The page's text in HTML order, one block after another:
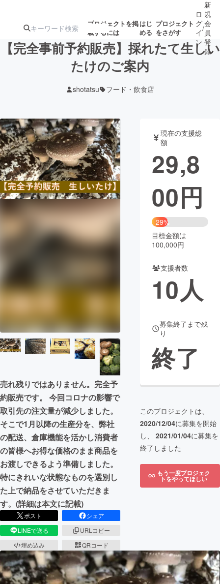
プロジェクトを掲
載するには
はじ
める
プロジェクト
をさがす
ジェクト
募集終了が近いプ
ロジェクト
アート・写真 音楽
テクノロジー・ガジェット ゲーム・
映像・映画 書籍・雑誌
ビジネス・起業 チャレンジ
まちづくり・地域活性化
CAMPFIRE Creation
CAMPFIREふるさと納税
コミュニティ
ロ
グ
イ
ン
/
新
規
会
員
登
録
【完全事前予約販売】採れたて生しい
たけのご案内
shotatsu フード・飲食店
売れ残りではありません。完全予
約販売です。 今回コロナの影響で
取引先の注文量が減少しました。
そこで1月以降の生産分を、弊社
の配送、倉庫機能を活かし消費者
の皆様へお得な価格のまま商品を
お渡しできるよう準備しました。
特にきれいな状態なものを選別し
た上で納品をさせていただきま
す。(詳細は本文に記載)
ポスト
シェア
LINEで送る
URLコピー
埋め込み
QRコード
現在の支援総
額
29,8
00円
29%
目標金額は
100,000円
支援者数
10人
募集終了まで残
り
終了
このプロジェクトは、
2020/12/04に募集を開始
し、 2021/01/04に募集を
終了しました
もう一度プロジェク
トをやってほしい